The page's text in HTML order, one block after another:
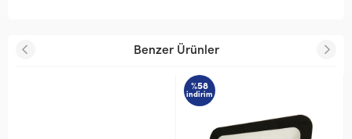
Benzer Ürünler
%58
indirim